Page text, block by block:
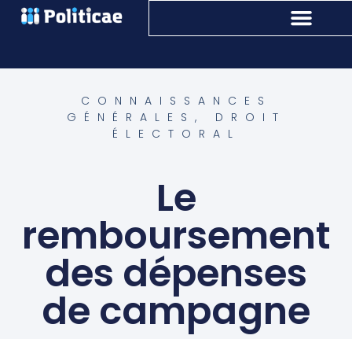
CONNAISSANCES
GÉNÉRALES , DROIT
ÉLECTORAL
Le
remboursement
des dépenses
de campagne